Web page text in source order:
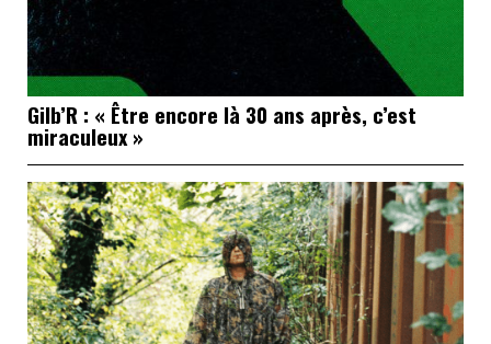
Gilb’R : « Être encore là 30 ans après, c’est
miraculeux »